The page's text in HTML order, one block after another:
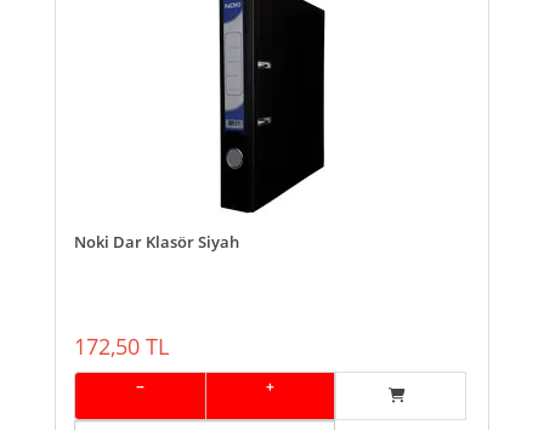
Noki Dar Klasör Siyah
172,50 TL
− +